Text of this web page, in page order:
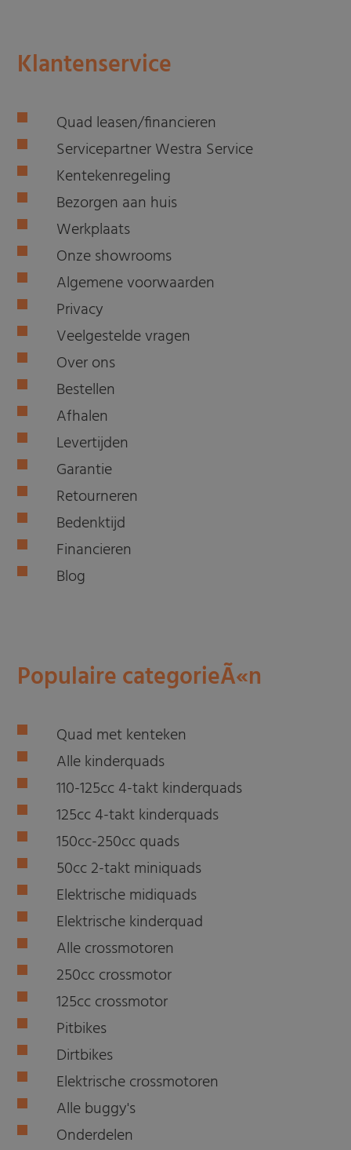
Klantenservice
Quad leasen/financieren
Servicepartner Westra Service
Kentekenregeling
Bezorgen aan huis
Werkplaats
Onze showrooms
Algemene voorwaarden
Privacy
Veelgestelde vragen
Over ons
Bestellen
Afhalen
Levertijden
Garantie
Retourneren
Bedenktijd
Financieren
Blog
Populaire categorieÃ«n
Quad met kenteken
Alle kinderquads
110-125cc 4-takt kinderquads
125cc 4-takt kinderquads
150cc-250cc quads
50cc 2-takt miniquads
Elektrische midiquads
Elektrische kinderquad
Alle crossmotoren
250cc crossmotor
125cc crossmotor
Pitbikes
Dirtbikes
Elektrische crossmotoren
Alle buggy's
Onderdelen